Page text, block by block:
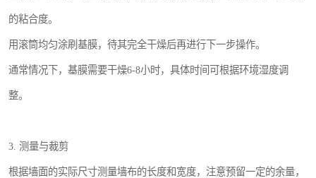
的粘合度。
用滚筒均匀涂刷基膜，待其完全干燥后再进行下一步操作。
通常情况下，基膜需要干燥6-8小时，具体时间可根据环境湿度调
整。
3. 测量与裁剪
根据墙面的实际尺寸测量墙布的长度和宽度，注意预留一定的余量，